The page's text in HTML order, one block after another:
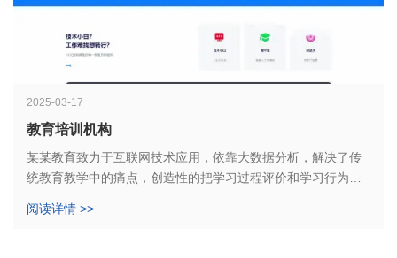
2025-03-17
教育培训机构
某某教育致力于互联网技术应用，依靠大数据分析，解决了传
统教育教学中的痛点，创造性的把学习过程评价和学习行为数
阅读详情 >>